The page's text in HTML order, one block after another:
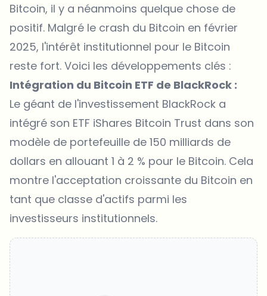
Bitcoin, il y a néanmoins quelque chose de
positif. Malgré le crash du Bitcoin en février
2025, l'intérêt institutionnel pour le Bitcoin
reste fort. Voici les développements clés :
Intégration du Bitcoin ETF de BlackRock :
Le géant de l'investissement BlackRock a
intégré son ETF iShares Bitcoin Trust dans son
modèle de portefeuille de 150 milliards de
dollars en allouant 1 à 2 % pour le Bitcoin. Cela
montre l'acceptation croissante du Bitcoin en
tant que classe d'actifs parmi les
investisseurs institutionnels.